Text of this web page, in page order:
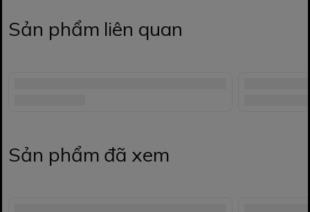
Sản phẩm liên quan
Sản phẩm đã xem